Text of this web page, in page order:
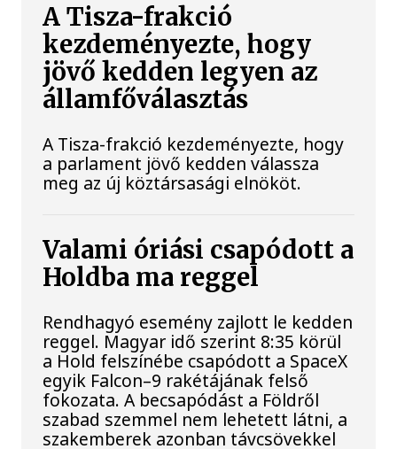
A Tisza-frakció
kezdeményezte, hogy
jövő kedden legyen az
államfőválasztás
A Tisza-frakció kezdeményezte, hogy
a parlament jövő kedden válassza
meg az új köztársasági elnököt.
Valami óriási csapódott a
Holdba ma reggel
Rendhagyó esemény zajlott le kedden
reggel. Magyar idő szerint 8:35 körül
a Hold felszínébe csapódott a SpaceX
egyik Falcon–9 rakétájának felső
fokozata. A becsapódást a Földről
szabad szemmel nem lehetett látni, a
szakemberek azonban távcsövekkel